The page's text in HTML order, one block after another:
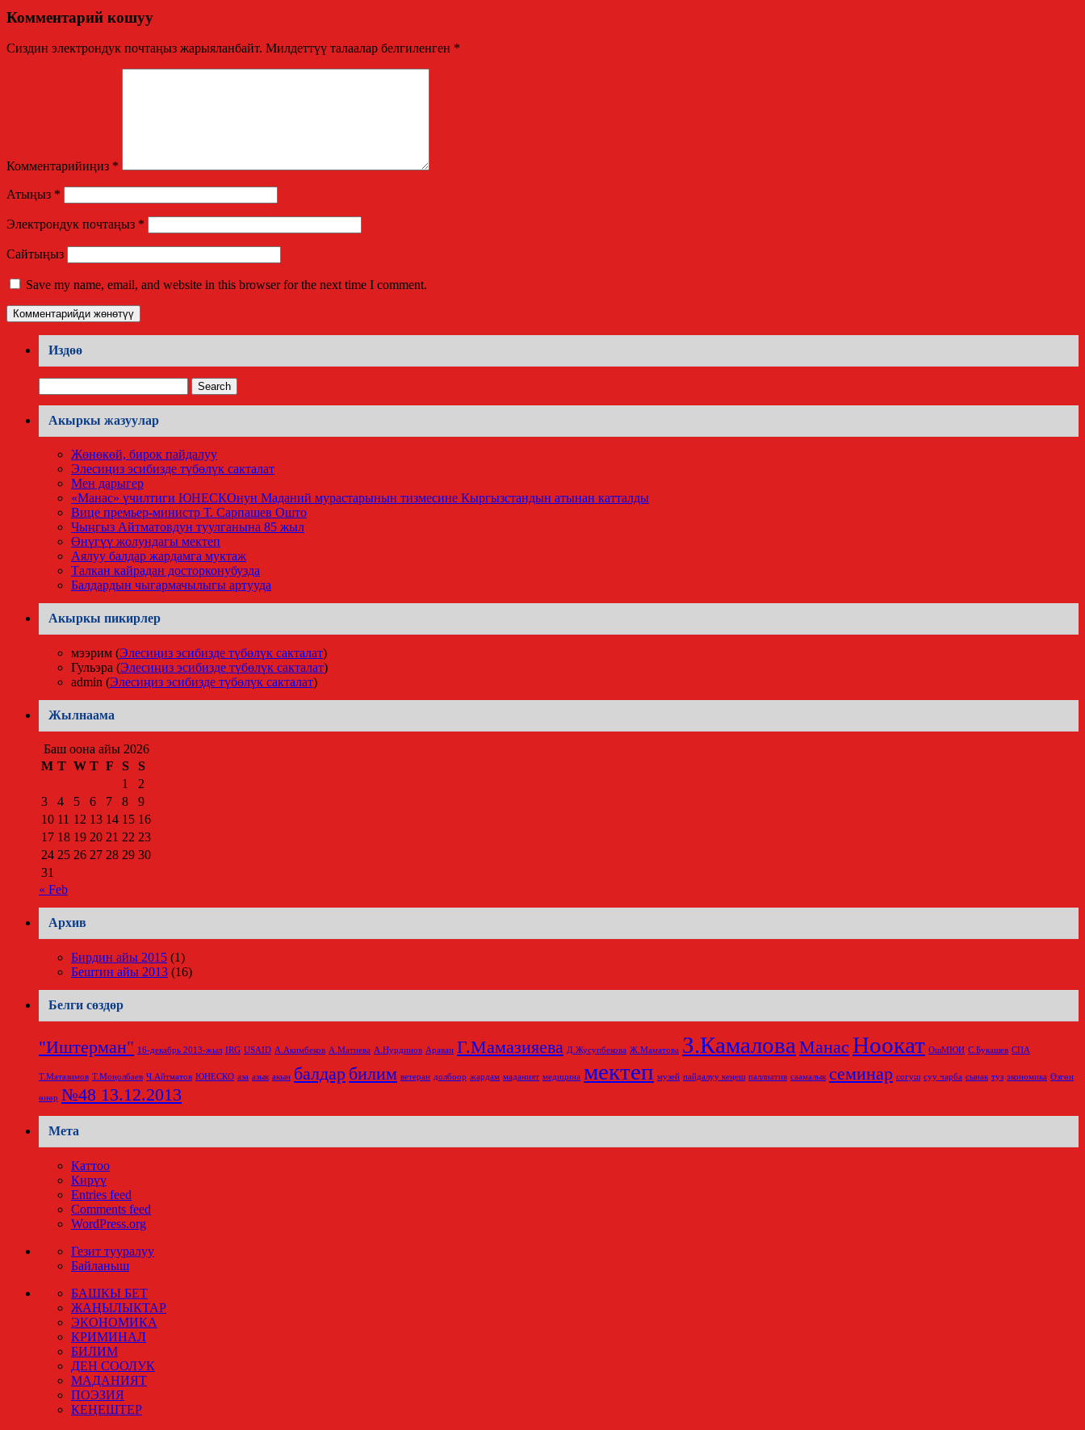
Комментарий кошуу
Сиздин электрондук почтаңыз жарыяланбайт. Милдеттүү талаалар белгиленген *
Комментарийиңиз *
Атыңыз *
Электрондук почтаңыз *
Сайтыңыз
Save my name, email, and website in this browser for the next time I comment.
Издөө
for:
Акыркы жазуулар
Жөнөкөй, бирок пайдалуу
Элесиңиз эсибизде түбөлүк сакталат
Мен дарыгер
«Манас» үчилтиги ЮНЕСКОнун Маданий мурастарынын тизмесине Кыргызстандын атынан катталды
Вице премьер-министр Т. Сарпашев Ошто
Чыңгыз Айтматовдун туулганына 85 жыл
Өнүгүү жолундагы мектеп
Аялуу балдар жардамга муктаж
Талкан кайрадан досторконубузда
Балдардын чыгармачылыгы артууда
Акыркы пикирлер
мээрим (Элесиңиз эсибизде түбөлүк сакталат)
Гульэра (Элесиңиз эсибизде түбөлүк сакталат)
admin (Элесиңиз эсибизде түбөлүк сакталат)
Жылнаама
Баш оона айы 2026
M T W T F S
S
1
2
3
4 5 6 7 8
9
10 11 12 13 14 15 16
17 18 19 20 21 22 23
24 25 26 27 28 29 30
31
« Feb
Архив
Бирдин айы 2015 (1)
Бештин айы 2013 (16)
Белги сөздөр
"Иштерман" 16-декабрь 2013-жыл IRG USAID А.Акимбеков А.Матиева А.Нурдинов Араван Г.Мамазияева Д.Жусупбекова Ж.Маматова З.Камалова Манас Ноокат ОшМЮИ С.Букашев СПА
Т.Матазимов Т.Моңолбаев Ч.Айтматов ЮНЕСКО аза азык акын балдар билим ветеран долбоор жардам маданият медицина мектеп музей пайдалуу кеңеш паллиатив саамалык семинар согуш суу чарба сынак туз экономика Өзгөн
өнөр №48 13.12.2013
Мета
Каттоо
Кирүү
Entries feed
Comments feed
WordPress.org
Гезит тууралуу
Байланыш
БАШКЫ БЕТ
ЖАҢЫЛЫКТАР
ЭКОНОМИКА
КРИМИНАЛ
БИЛИМ
ДЕН СООЛУК
МАДАНИЯТ
ПОЭЗИЯ
КЕҢЕШТЕР